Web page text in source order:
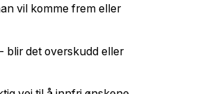
vil komme frem eller
blir det overskudd eller